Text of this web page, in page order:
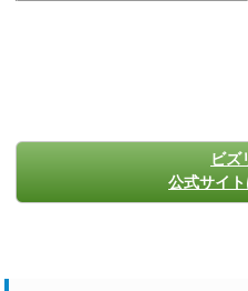
ビズ
公式サイ